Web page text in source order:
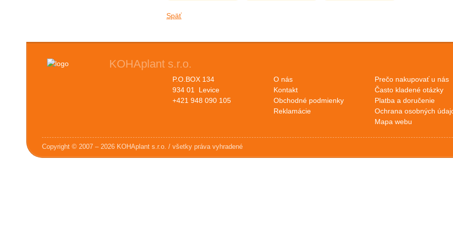
Späť
KOHAplant s.r.o.
P.O.BOX 134
934 01 Levice
+421 948 090 105
O nás
Kontakt
Obchodné podmienky
Reklamácie
Prečo nakupovať u nás
Často kladené otázky
Platba a doručenie
Ochrana osobných
Mapa webu
Copyright © 2007 – 2026 KOHAplant s.r.o. / všetky práva vyhradené